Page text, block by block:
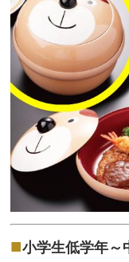
■小学生低学年～